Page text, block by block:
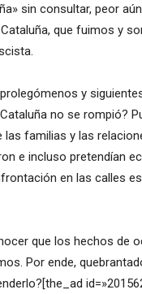
sin consultar, peor
que fuimos y
y
no se rompió?
familias y las
e incluso pretendían
en las calles
que los hechos de
Por ende,